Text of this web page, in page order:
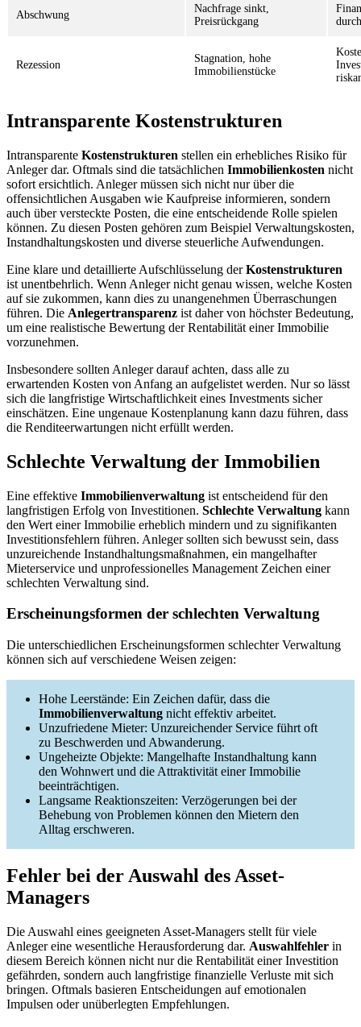
Abschwung
Nachfrage sinkt,
Preisrückgang
Rezession
Stagnation, hohe
Immobilienstücke
Intransparente Kostenstrukturen
Intransparente Kostenstrukturen stellen ein erhebliches Risiko für
Anleger dar. Oftmals sind die tatsächlichen Immobilienkosten nicht
sofort ersichtlich. Anleger müssen sich nicht nur über die
offensichtlichen Ausgaben wie Kaufpreise informieren, sondern
auch über versteckte Posten, die eine entscheidende Rolle spielen
können. Zu diesen Posten gehören zum Beispiel Verwaltungskosten,
Instandhaltungskosten und diverse steuerliche Aufwendungen.
Eine klare und detaillierte Aufschlüsselung derKostenstrukturen
ist unentbehrlich. Wenn Anleger nicht genau wissen, welche Kosten
auf sie zukommen, kann dies zu unangenehmen Überraschungen
führen. Die Anlegertransparenz ist daher von höchster Bedeutung,
um eine realistische Bewertung der Rentabilität einer Immobilie
vorzunehmen.
Insbesondere sollten Anleger darauf achten, dass alle zu
erwartenden Kosten von Anfang an aufgelistet werden. Nur so lässt
sich die langfristige Wirtschaftlichkeit eines Investments sicher
einschätzen. Eine ungenaue Kostenplanung kann dazu führen, dass
die Renditeerwartungen nicht erfüllt werden.
Schlechte Verwaltung der Immobilien
Eine effektive Immobilienverwaltung ist entscheidend für den
langfristigen Erfolg von Investitionen. Schlechte Verwaltung kann
den Wert einer Immobilie erheblich mindern und zu signifikanten
Investitionsfehlern führen. Anleger sollten sich bewusst sein, dass
unzureichende Instandhaltungsmaßnahmen, ein mangelhafter
Mieterservice und unprofessionelles Management Zeichen einer
schlechten Verwaltung sind.
Erscheinungsformen der schlechten Verwaltung
Die unterschiedlichen Erscheinungsformen schlechter Verwaltung
können sich auf verschiedene Weisen zeigen:
Hohe Leerstände: Ein Zeichen dafür, dass die
Immobilienverwaltung nicht effektiv arbeitet.
Unzufriedene Mieter: Unzureichender Service führt oft
zu Beschwerden und Abwanderung.
Ungeheizte Objekte: Mangelhafte Instandhaltung kann
den Wohnwert und die Attraktivität einer Immobilie
beeinträchtigen.
Langsame Reaktionszeiten: Verzögerungen bei der
Behebung von Problemen können den Mietern den
Alltag erschweren.
Fehler bei der Auswahl des Asset-
Managers
Die Auswahl eines geeigneten Asset-Managers stellt für viele
Anleger eine wesentliche Herausforderung dar. Auswahlfehler in
diesem Bereich können nicht nur die Rentabilität einer Investition
gefährden, sondern auch langfristige finanzielle Verluste mit sich
bringen. Oftmals basieren Entscheidungen auf emotionalen
Impulsen oder unüberlegten Empfehlungen.